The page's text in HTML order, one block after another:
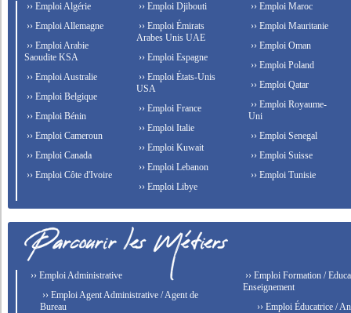
›› Emploi Algérie
›› Emploi Allemagne
›› Emploi Arabie
Saoudite KSA
›› Emploi Australie
›› Emploi Belgique
›› Emploi Bénin
›› Emploi Cameroun
›› Emploi Canada
›› Emploi Côte d'Ivoire
›› Emploi Djibouti
›› Emploi Émirats
Arabes Unis UAE
›› Emploi Espagne
›› Emploi États-Unis
USA
›› Emploi France
›› Emploi Italie
›› Emploi Kuwait
›› Emploi Lebanon
›› Emploi Libye
›› Emploi Maroc
›› Emploi Mauritanie
›› Emploi Oman
›› Emploi Poland
›› Emploi Qatar
›› Emploi Royaume-
Uni
›› Emploi Senegal
›› Emploi Suisse
›› Emploi Tunisie
›› Emploi Administrative
›› Emploi Agent Administrative / Agent de
Bureau
›› Emploi Formation /
Enseignement
›› Emploi Éducatrice /